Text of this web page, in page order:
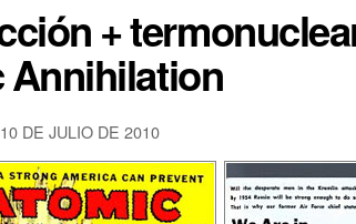
+
Annihilation
DE JULIO DE 2010